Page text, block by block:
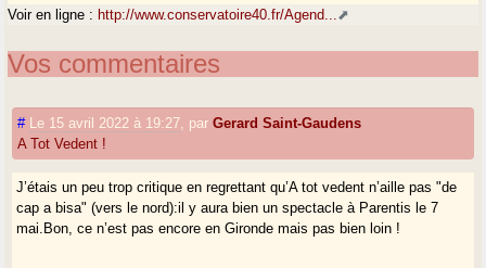
Voir en ligne : http://www.conservatoire40.fr/Agend...
Vos commentaires
# Le 15 avril 2022 à 19:27 parGerard Saint-Gaudens
A Tot Vedent !
J’étais un peu trop critique en regrettant qu’A tot vedent n’aille pas "de
cap a bisa" (vers le nord):il y aura bien un spectacle à Parentis le 7
mai.Bon, ce n’est pas encore en Gironde mais pas bien loin !